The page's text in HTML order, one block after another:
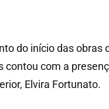
do início das obras
contou com a
Elvira Fortunato.